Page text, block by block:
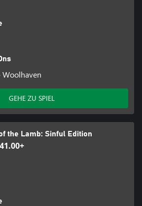
GEHE ZU SPIEL
the Lamb: Sinful Edition